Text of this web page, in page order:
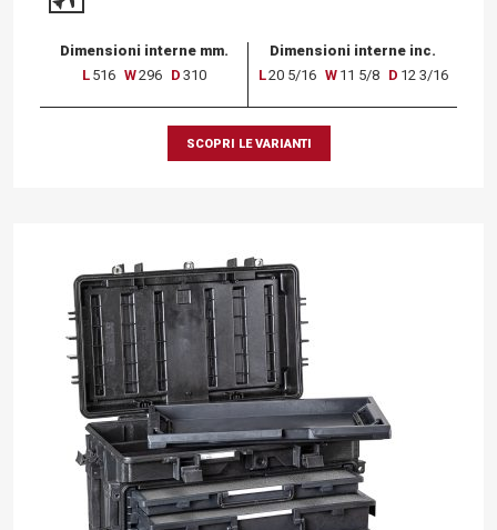
Dimensioni interne mm.
L 516 W296 D 310
Dimensioni interne inc.
L20 5/16 W 11 5/8 D 12 3/16
SCOPRI LE VARIANTI